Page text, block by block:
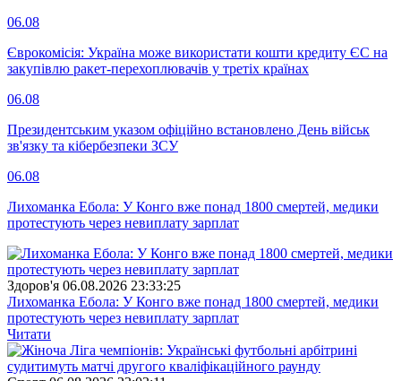
06.08
Єврокомісія: Україна може використати кошти кредиту ЄС на
закупівлю ракет-перехоплювачів у третіх країнах
06.08
Президентським указом офіційно встановлено День військ
зв'язку та кібербезпеки ЗСУ
06.08
Лихоманка Ебола: У Конго вже понад 1800 смертей, медики
протестують через невиплату зарплат
Здоров'я 06.08.2026 23:33:25
Лихоманка Ебола: У Конго вже понад 1800 смертей, медики
протестують через невиплату зарплат
Читати